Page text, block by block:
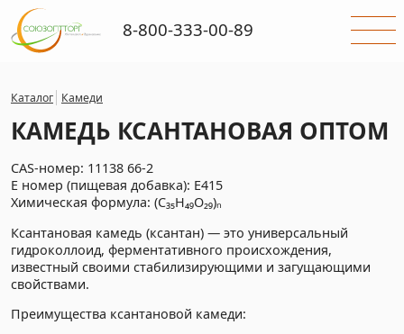
Каталог Камеди
КАМЕДЬ КСАНТАНОВАЯ ОПТОМ
CAS-номер: 11138 66-2
E номер (пищевая добавка): E415
Химическая формула: (C₃₅H₄₉O₂₉)ₙ
Ксантановая камедь (ксантан) — это универсальный
гидроколлоид, ферментативного происхождения,
известный своими стабилизирующими и загущающими
свойствами.
Преимущества ксантановой камеди:
8-800-333-00-89